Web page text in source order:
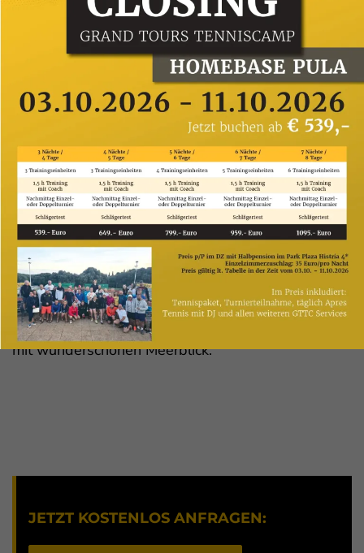
WELLNESS:
Neben dem Fitness- und Gym-Raum verfügt das
Hotel über einen 25 m langen Indoorpool mit
beheizten Meerwasser, Spa & Wellness Center
ZIMMER:
2014 wurde das Hotel Park Plaza Belvedere
komplett renoviert und verfügt über 427
komfortable und modern eingerichtete Zimmer,
verteilt in zwei Flügeln und auf 4 Etagen. Zimmer
verfügen über: kostenloses WLAN, LCD-Flachbild
TV, Haarföhn und Telefon. Alle Zimmer sind
klimatisiert und die meisten haben einen Balkon
mit wunderschönen Meerblick.
JETZT KOSTENLOS ANFRAGEN: